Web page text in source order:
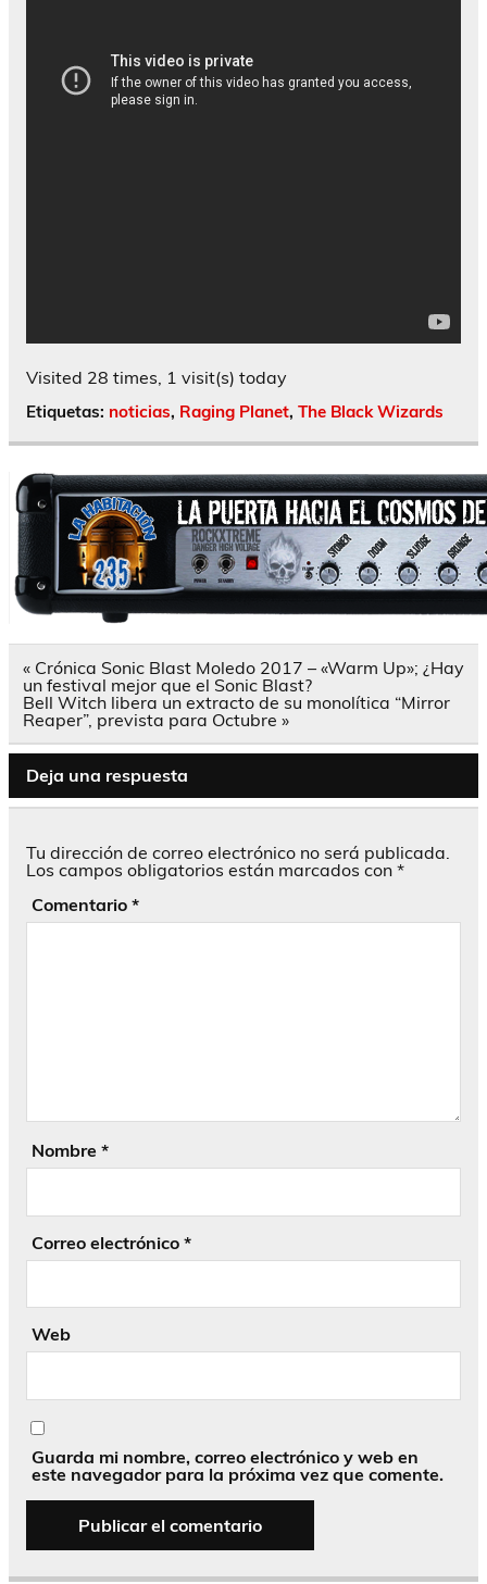
Visited 28 times, 1 visit(s) today
Etiquetas: noticias, Raging Planet, The Black Wizards
Navegación
de
entradas
« Crónica Sonic Blast Moledo 2017 – «Warm Up»; ¿Hay
un festival mejor que el Sonic Blast?
Bell Witch libera un extracto de su monolítica “Mirror
Reaper”, prevista para Octubre »
Deja una respuesta
Tu dirección de correo electrónico no será publicada.
Los campos obligatorios están marcados con *
Comentario *
Nombre *
Correo electrónico *
Web
Guarda mi nombre, correo electrónico y web en
este navegador para la próxima vez que comente.